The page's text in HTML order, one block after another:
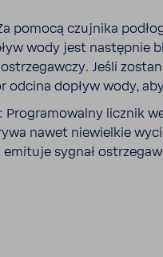
pomocą czuj­nika
wody jest następnie
Jeśli
odcina dopływ wody,
Progra­mo­walny licznik
nawet niewielkie
emituje sygnał